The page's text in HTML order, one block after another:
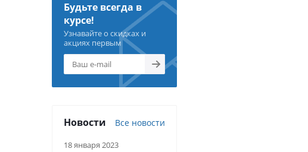
Будьте всегда в
курсе!
Узнавайте о скидках и
акциях первым
Новости Все новости
18 января 2023